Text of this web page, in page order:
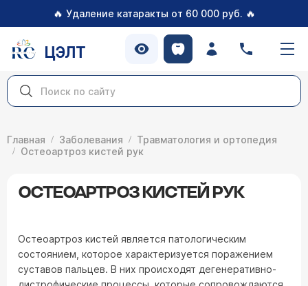
🔥 Удаление катаракты от 60 000 руб. 🔥
ЦЭЛТ
Главная Заболевания
Травматология и ортопедия
Остеоартроз кистей рук
ОСТЕОАРТРОЗ КИСТЕЙ РУК
Остеоартроз кистей является патологическим
состоянием, которое характеризуется поражением
суставов пальцев. В них происходят дегенеративно-